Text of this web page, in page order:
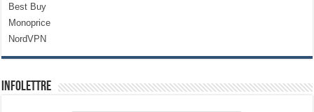
Best Buy
Monoprice
NordVPN
Infolettre